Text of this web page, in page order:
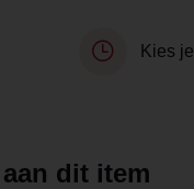
Kies je
dit item